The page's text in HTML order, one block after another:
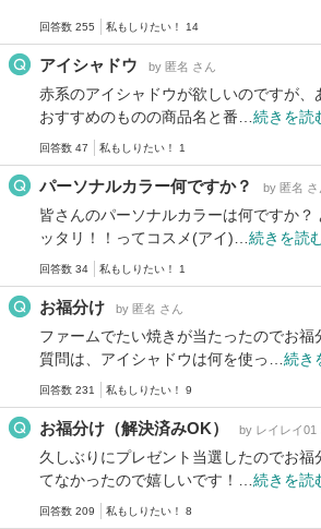
回答数 255 私もしりたい！ 14
アイシャドウ by 匿名 さん
赤系のアイシャドウが欲しいのですが、
おすすめのものの商品名と番… 続きを読
回答数 47 私もしりたい！ 1
パーソナルカラー何ですか？ by 匿名 さ
皆さんのパーソナルカラーは何ですか
ッタリ！！ってコスメ(アイ)… 続きを読
回答数 34 私もしりたい！ 1
お福分け by 匿名 さん
ファームでたい焼きが当たったのでお福
質問は、アイシャドウは何を使っ… 続き
回答数 231 私もしりたい！ 9
お福分け（解決済みOK） by レイレイ01
久しぶりにプレゼント当選したのでお福
てなかったので嬉しいです！… 続きを読
回答数 209 私もしりたい！ 8